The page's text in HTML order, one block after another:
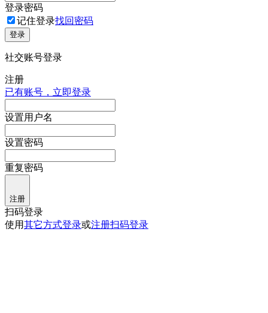
登录密码
记住登录找回密码
登录
社交账号登录
注册
已有账号，立即登录
设置用户名
设置密码
重复密码
注册
扫码登录
使用其它方式登录或注册扫码登录